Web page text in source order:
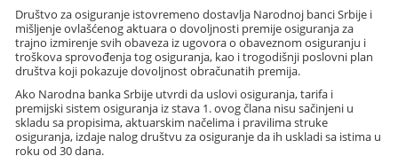
Društvo za osiguranje istovremeno dostavlja Narodnoj banci Srbije i
mišljenje ovlašćenog aktuara o dovoljnosti premije osiguranja za
trajno izmirenje svih obaveza iz ugovora o obaveznom osiguranju i
troškova sprovođenja tog osiguranja, kao i trogodišnji poslovni plan
društva koji pokazuje dovoljnost obračunatih premija.
Ako Narodna banka Srbije utvrdi da uslovi osiguranja, tarifa i
premijski sistem osiguranja iz stava 1. ovog člana nisu sačinjeni u
skladu sa propisima, aktuarskim načelima i pravilima struke
osiguranja, izdaje nalog društvu za osiguranje da ih uskladi sa istima u
roku od 30 dana.